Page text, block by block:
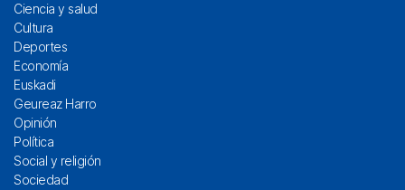
Ciencia y salud
Cultura
Deportes
Economía
Euskadi
Geureaz Harro
Opinión
Política
Social y religión
Sociedad